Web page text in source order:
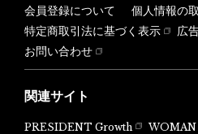
会員登録について
個人情報の
特定商取引法に基づく表示
広
お問い合わせ
関連サイト
PRESIDENT Growth WOMAN